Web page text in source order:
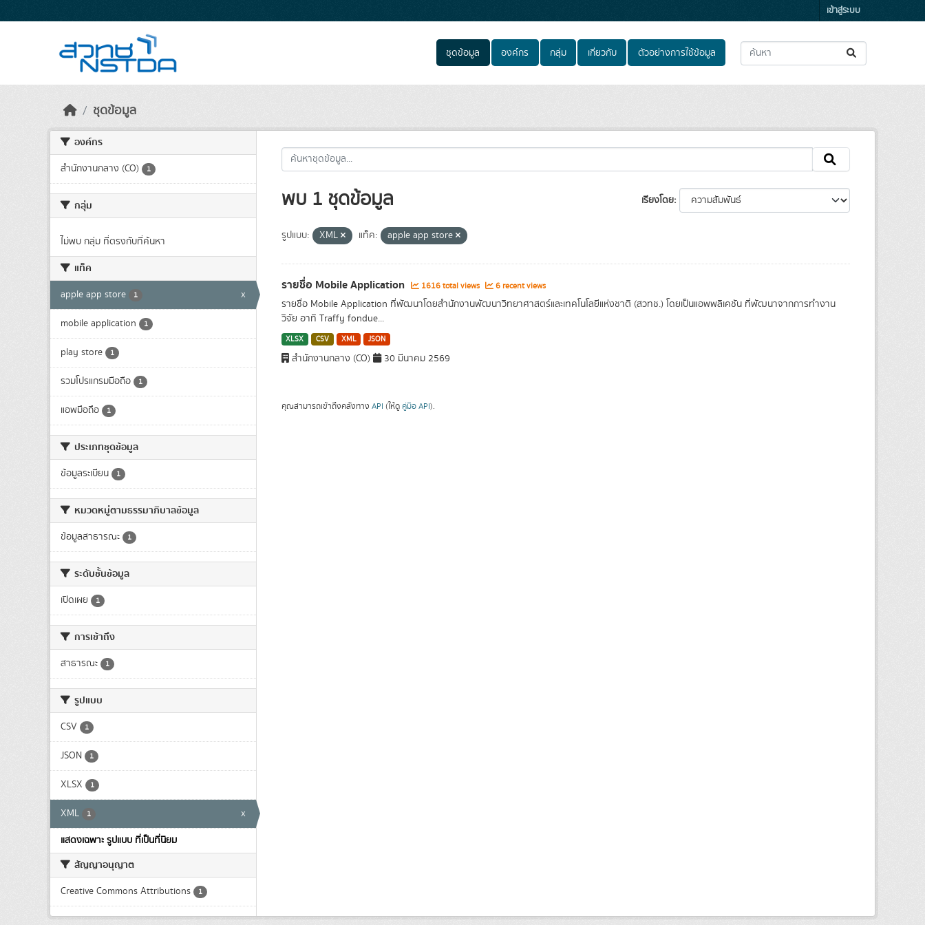
เข้าสู่ระบบ
ชุดข้อมูล องค์กร กลุ่ม เกี่ยวกับ ตัวอย่างการใช้ข้อมูล
ชุดข้อมูล
องค์กร
สำนักงานกลาง (CO) 1
กลุ่ม
ไม่พบ กลุ่ม ที่ตรงกับที่ค้นหา
แท็ค
apple app store 1 x
mobile application 1
play store 1
รวมโปรแกรมมือถือ 1
แอพมือถือ 1
ประเภทชุดข้อมูล
ข้อมูลระเบียน 1
หมวดหมู่ตามธรรมาภิบาลข้อมูล
ข้อมูลสาธารณะ 1
ระดับชั้นข้อมูล
เปิดเผย 1
การเข้าถึง
สาธารณะ 1
รูปแบบ
CSV 1
JSON 1
XLSX 1
XML 1
x
แสดงเฉพาะ รูปแบบ ที่เป็นที่นิยม
สัญญาอนุญาต
Creative Commons Attributions 1
เรียงโดย
พบ 1 ชุดข้อมูล
รูปแบบ: XML แท็ค: apple app store
รายชื่อ Mobile Application 1616 total views 6 recent views
รายชื่อ Mobile Application ที่พัฒนาโดยสำนักงานพัฒนาวิทยาศาสตร์และเทคโนโลยีแห่งชาติ (สวทช.) โดยเป็นแอพพลิเคชัน ที่พัฒนาจากการทำงาน
วิจัย อาทิ Traffy fondue...
XLSX CSV XML JSON
สำนักงานกลาง (CO) 30 มีนาคม 2569
คุณสามารถเข้าถึงคลังทาง API (ให้ดู คู่มือ API).